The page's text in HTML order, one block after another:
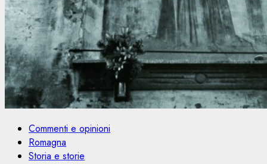
Commenti e opinioni
Romagna
Storia e storie